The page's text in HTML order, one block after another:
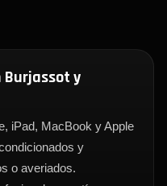
Burjassot y
iPad, MacBook y Apple
y
o averiados.